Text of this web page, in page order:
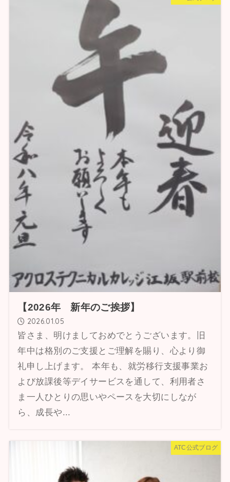
【2026年 新年のご挨拶】
2026.01.05
皆さま、明けましておめでとうございます。旧
年中は格別のご支援とご理解を賜り、心より御
礼申し上げます。 本年も、就労移行支援事業お
よび放課後等デイサービスを通して、利用者さ
ま一人ひとりの思いやペースを大切にしなが
ら、成長や...
ATC公式ブログ